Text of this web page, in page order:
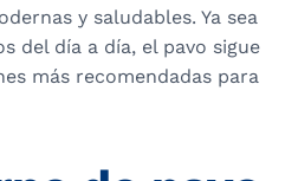
y saludables. Ya sea
del día a día, el pavo sigue
más recomendadas para